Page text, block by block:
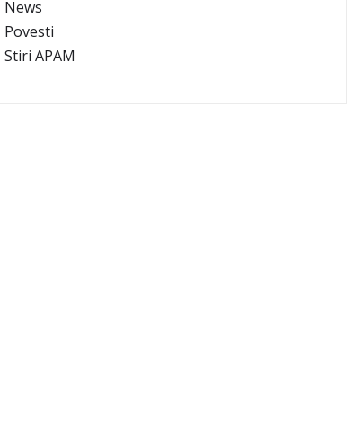
News
Povesti
Stiri APAM